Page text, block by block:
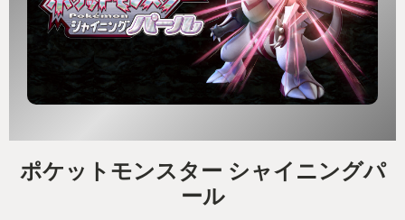
ポケットモンスター シャイニングパ
ール